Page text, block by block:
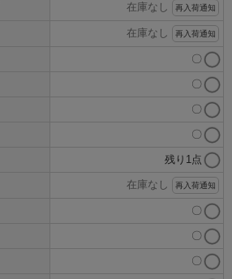
在庫なし 再入荷通知
在庫なし 再入荷通知
〇
〇
〇
〇
残り1点
在庫なし 再入荷通知
〇
〇
〇